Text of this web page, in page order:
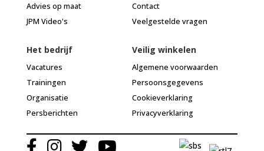
Advies op maat
JPM Video's
Contact
Veelgestelde vragen
Het bedrijf
Vacatures
Trainingen
Organisatie
Persberichten
Veilig winkelen
Algemene voorwaarden
Persoonsgegevens
Cookieverklaring
Privacyverklaring